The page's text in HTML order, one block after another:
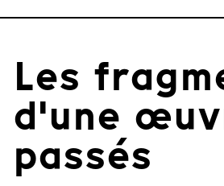
Les
d'une
passés